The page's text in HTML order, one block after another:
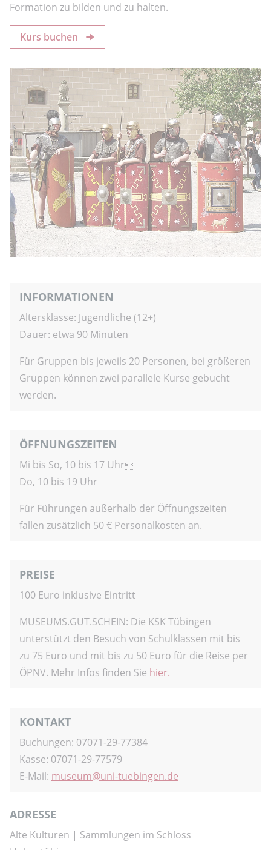
Formation zu bilden und zu halten.
Kurs buchen
INFORMATIONEN
Altersklasse: Jugendliche (12+)
Dauer: etwa 90 Minuten
Für Gruppen bis jeweils 20 Personen, bei größeren
Gruppen können zwei parallele Kurse gebucht
werden.
ÖFFNUNGSZEITEN
Mi bis So, 10 bis 17 Uhr
Do, 10 bis 19 Uhr
Für Führungen außerhalb der Öffnungszeiten
fallen zusätzlich 50 € Personalkosten an.
PREISE
100 Euro inklusive Eintritt
MUSEUMS.GUT.SCHEIN: Die KSK Tübingen
unterstützt den Besuch von Schulklassen mit bis
zu 75 Euro und mit bis zu 50 Euro für die Reise per
ÖPNV. Mehr Infos finden Sie hier.
KONTAKT
Buchungen: 07071-29-77384
Kasse: 07071-29-77579
E-Mail: museum uni-tuebingen.de
ADRESSE
Alte Kulturen | Sammlungen im Schloss